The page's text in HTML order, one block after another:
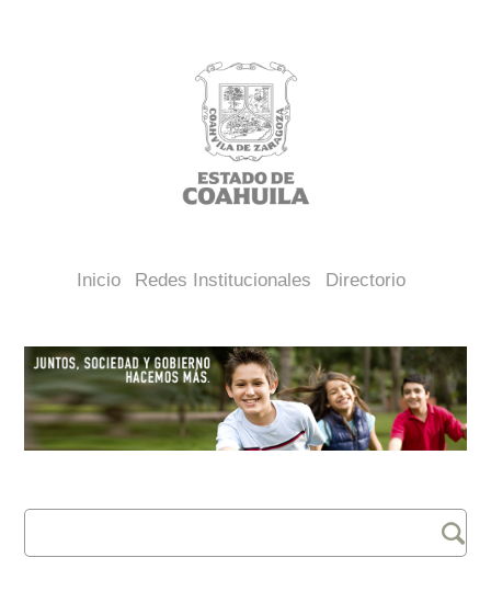
Inicio Redes Institucionales Directorio
FORMULARIO DE
Buscar